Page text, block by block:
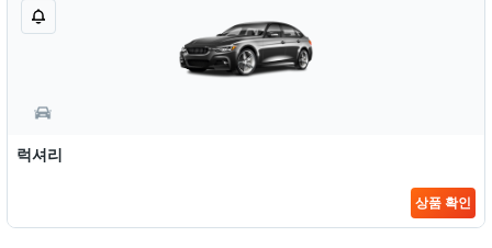
럭셔리
상품 확인